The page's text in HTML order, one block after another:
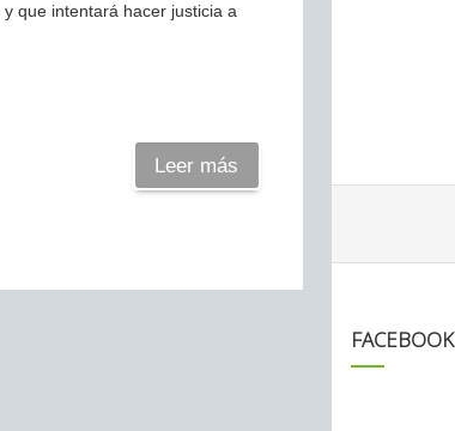
que intentará hacer justicia a
Leer más
FACEBOOK